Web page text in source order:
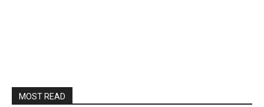
MOST READ